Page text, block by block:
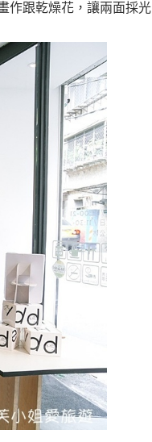
作跟乾燥花，讓兩面採光